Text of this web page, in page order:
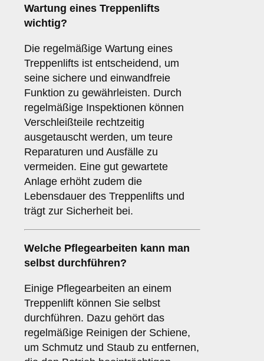
Wartung eines Treppenlifts
wichtig?
Die regelmäßige Wartung eines
Treppenlifts ist entscheidend, um
seine sichere und einwandfreie
Funktion zu gewährleisten. Durch
regelmäßige Inspektionen können
Verschleißteile rechtzeitig
ausgetauscht werden, um teure
Reparaturen und Ausfälle zu
vermeiden. Eine gut gewartete
Anlage erhöht zudem die
Lebensdauer des Treppenlifts und
trägt zur Sicherheit bei.
Welche Pflegearbeiten kann man
selbst durchführen?
Einige Pflegearbeiten an einem
Treppenlift können Sie selbst
durchführen. Dazu gehört das
regelmäßige Reinigen der Schiene,
um Schmutz und Staub zu entfernen,